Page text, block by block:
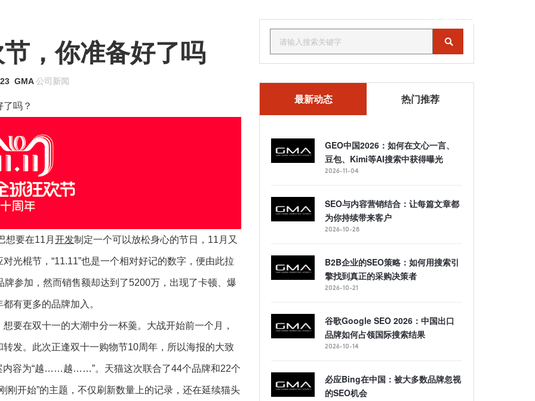
联系我们 MENU
，你准备好了吗
GMA 公司新闻
吗？
想要在11月 开发制定一个可以放松身心的节日，11月又
光棍节，“11.11”也是一个相对好记的数字，便由此拉
参加，然而销售额却达到了5200万，出现了卡顿、爆
有更多的品牌加入。
要在双十一的大潮中分一杯羹。大战开始前一个月，
转发。此次正逢双十一购物节10周年，所以海报的大致
内容为“越……越……”。天猫这次联合了44个品牌和22个
刚开始”的主题，不仅刷新数量上的记录，还在延续猫头
最新动态 热门推荐
GEO中国2026：如何在文心一言、
豆包、Kimi等AI搜索中获得曝光
2026-11-04
SEO与内容营销结合：让每篇文章都
为你持续带来客户
2026-10-28
B2B企业的SEO策略：如何用搜索引
擎找到真正的采购决策者
2026-10-21
谷歌Google SEO 2026：中国出口
品牌如何占领国际搜索结果
2026-10-14
必应Bing在中国：被大多数品牌忽视
的SEO机会